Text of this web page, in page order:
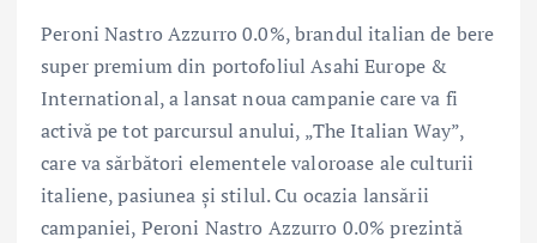
Peroni Nastro Azzurro 0.0%, brandul italian de bere
super premium din portofoliul Asahi Europe &
International, a lansat noua campanie care va fi
activă pe tot parcursul anului, „The Italian Way”,
care va sărbători elementele valoroase ale culturii
italiene, pasiunea și stilul. Cu ocazia lansării
campaniei, Peroni Nastro Azzurro 0.0% prezintă